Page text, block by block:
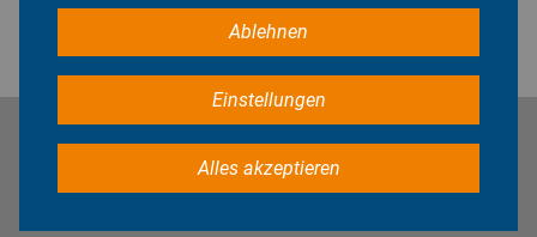
Ablehnen
Einstellungen
Alles akzeptieren
Impressum Datenschutz Cookie-Einstellungen